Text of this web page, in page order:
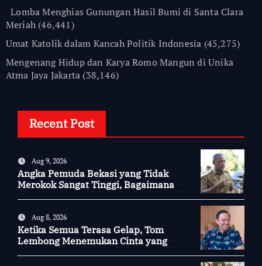
Lomba Menghias Gunungan Hasil Bumi di Santa Clara
Meriah (46,441)
Umat Katolik dalam Kancah Politik Indonesia (45,275)
Mengenang Hidup dan Karya Romo Mangun di Unika
Atma Jaya Jakarta (38,146)
Recent Post
Aug 9, 2026
Angka Pemuda Bekasi yang Tidak
Merokok Sangat Tinggi, Bagaimana
Aug 8, 2026
Ketika Semua Terasa Gelap, Tom
Lembong Menemukan Cinta yang